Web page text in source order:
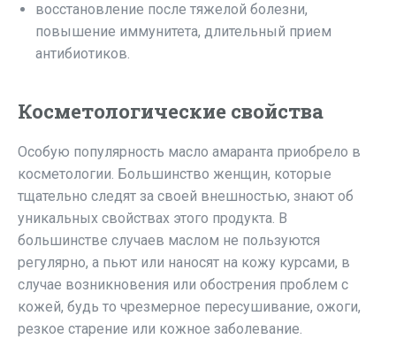
восстановление после тяжелой болезни,
повышение иммунитета, длительный прием
антибиотиков.
Косметологические свойства
Особую популярность масло амаранта приобрело в
косметологии. Большинство женщин, которые
тщательно следят за своей внешностью, знают об
уникальных свойствах этого продукта. В
большинстве случаев маслом не пользуются
регулярно, а пьют или наносят на кожу курсами, в
случае возникновения или обострения проблем с
кожей, будь то чрезмерное пересушивание, ожоги,
резкое старение или кожное заболевание.